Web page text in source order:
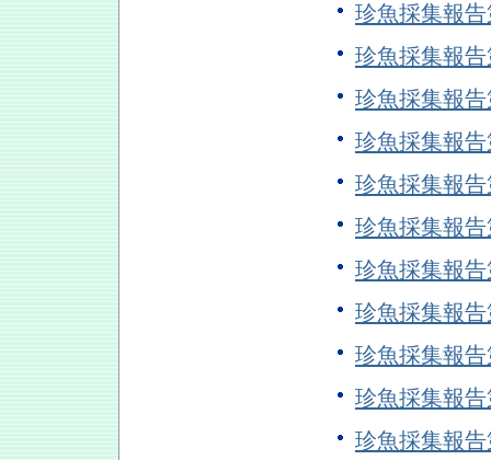
珍魚採集報
珍魚採集報
珍魚採集報
珍魚採集報
珍魚採集報
珍魚採集報
珍魚採集報
珍魚採集報
珍魚採集報
珍魚採集報
珍魚採集報